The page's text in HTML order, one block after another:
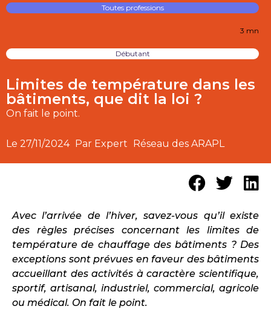
Toutes professions
3 mn
Débutant
Limites de température dans les
bâtiments, que dit la loi ?
On fait le point.
Le 27/11/2024 Par Expert Réseau des ARAPL
Avec l’arrivée de l’hiver, savez-vous qu’il existe
des règles précises concernant les limites de
température de chauffage des bâtiments ? Des
exceptions sont prévues en faveur des bâtiments
accueillant des activités à caractère scientifique,
sportif, artisanal, industriel, commercial, agricole
ou médical. On fait le point.